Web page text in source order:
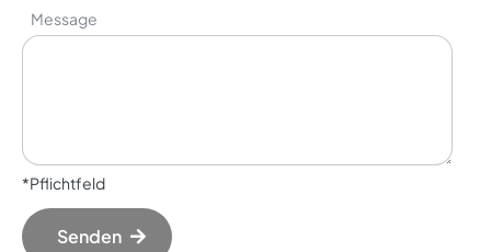
Message
*Pflichtfeld
Senden